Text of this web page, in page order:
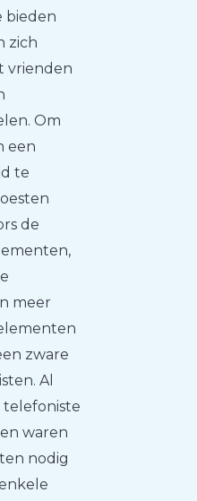
bieden
zich
vrienden
Om
een
te
de
meer
zware
Al
telefoniste
waren
nodig